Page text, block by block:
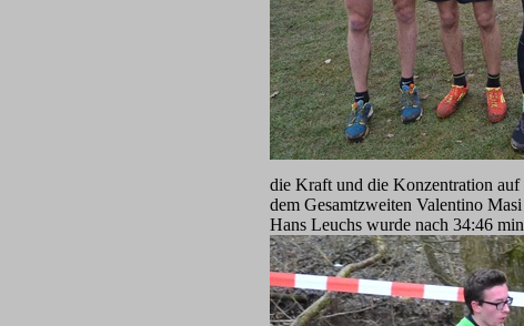
die Kraft und die Konzentration auf
dem Gesamtzweiten Valentino
Hans Leuchs wurde nach 34:46